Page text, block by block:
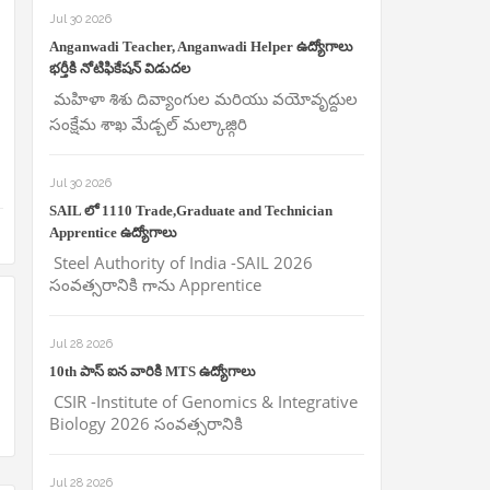
Jul 30 2026
Anganwadi Teacher, Anganwadi Helper ఉద్యోగాలు
భర్తీకి నోటిఫికేషన్ విడుదల
మహిళా శిశు దివ్యాంగుల మరియు వయోవృద్దుల
సంక్షేమ శాఖ మేడ్చల్ మల్కాజ్గిరి
Jul 30 2026
SAIL లో 1110 Trade,Graduate and Technician
Apprentice ఉద్యోగాలు
Steel Authority of India -SAIL 2026
సంవత్సరానికి గాను Apprentice
Jul 28 2026
10th పాస్ ఐన వారికి MTS ఉద్యోగాలు
CSIR -Institute of Genomics & Integrative
Biology 2026 సంవత్సరానికి
Jul 28 2026